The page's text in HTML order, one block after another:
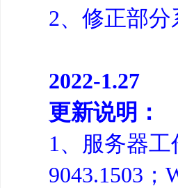
2、修正部
2022-1.27
更新说明：
1、服务器
9043.1503；